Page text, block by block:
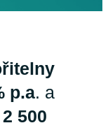
p.a. a
500